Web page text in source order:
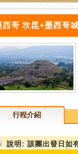
西哥 坎昆+墨西哥
行程介紹
說明: 該團出發日如